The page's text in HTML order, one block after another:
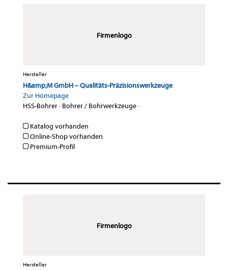
Firmenlogo
Hersteller
H&amp;M GmbH – Qualitäts-Präzisionswerkzeuge
Zur Homepage
HSS-Bohrer· Bohrer / Bohrwerkzeuge·
Katalog vorhanden
Online-Shop vorhanden
Premium-Profil
Firmenlogo
Hersteller